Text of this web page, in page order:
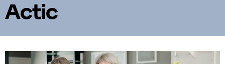
Actic